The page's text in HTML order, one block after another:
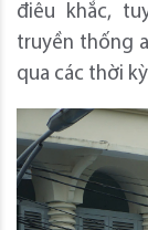
điêu khắc,
truyền thống
qua các thời